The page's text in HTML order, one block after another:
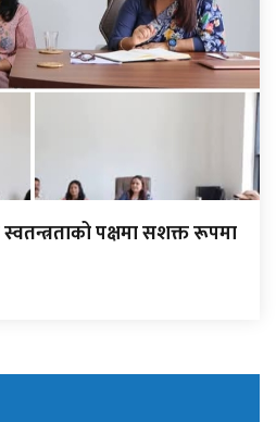
पक्षमा सशक्त रूपमा